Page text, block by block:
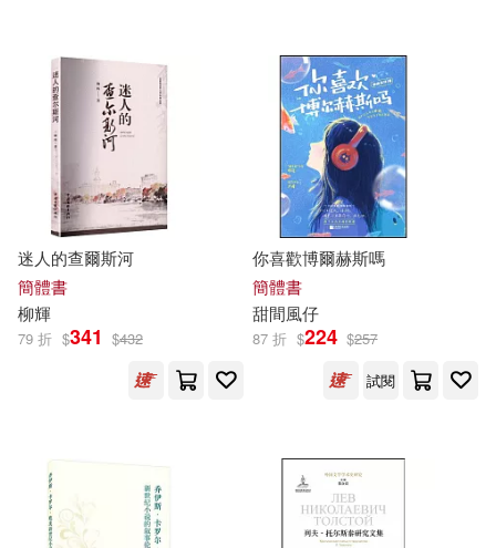
吉原由起(4)
吳育偉(4)
周敏 主編(4)
喬安娜．史畢利(4) 喬寧(4)
塞謬爾·斯邁爾斯(4)
孔軍(4)
守雨 (4)
venus(16)
中國畫報出版社(16)
中國青年出版社(16)
光明日報出版社(16)
大是文化(16)
得利影視(16)
迷人的查爾斯河
簡體書
柳輝
79 折 $341 $432
你喜歡博爾赫斯嗎
簡體書
甜間風仔
87 折 $224 $257
試閱